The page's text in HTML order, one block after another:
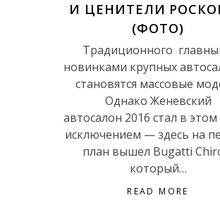
И ЦЕНИТЕЛИ
(ФОТО)
Традиционного
новинками крупных
становятся массовые
Однако Женевский
автосалон 2016 стал в
исключением — здесь на
план вышел Bugatti
который…
READ MORE